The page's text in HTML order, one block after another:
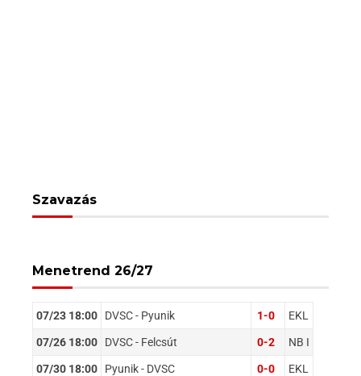
Szavazás
Menetrend 26/27
07/23 18:00 DVSC - Pyunik 1-0 EKL
07/26 18:00 DVSC - Felcsút 0-2 NB I
07/30 18:00 Pyunik - DVSC 0-0 EKL